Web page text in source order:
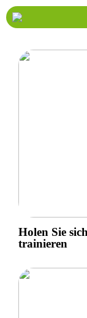
Holen Sie
trainieren